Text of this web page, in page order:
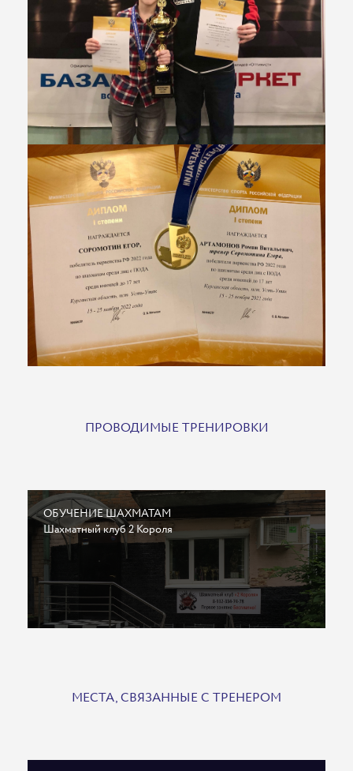
ПРОВОДИМЫЕ ТРЕНИРОВКИ
ОБУЧЕНИЕ ШАХМАТАМ
Шахматный клуб 2 Короля
МЕСТА, СВЯЗАННЫЕ С ТРЕНЕРОМ